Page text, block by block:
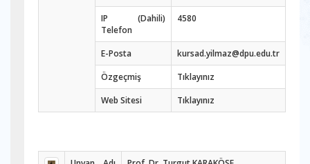
IP (Dahili)
Telefon
4580
E-Posta
kursad.yilmaz@dpu.edu.tr
Özgeçmiş
Tıklayınız
Web Sitesi
Tıklayınız